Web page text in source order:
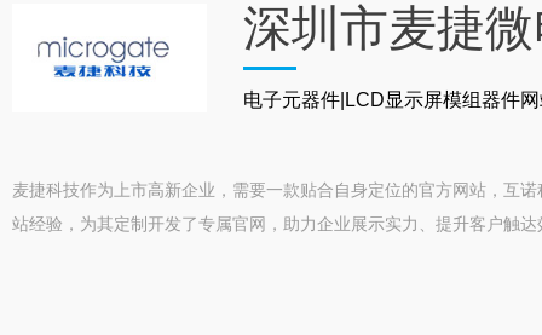
深圳市麦捷
电子元器件|LCD显示屏模组器件
麦捷科技作为上市高新企业，需要一款贴合自身定位的官方网站，互
站经验，为其定制开发了专属官网，助力企业展示实力、提升客户触达